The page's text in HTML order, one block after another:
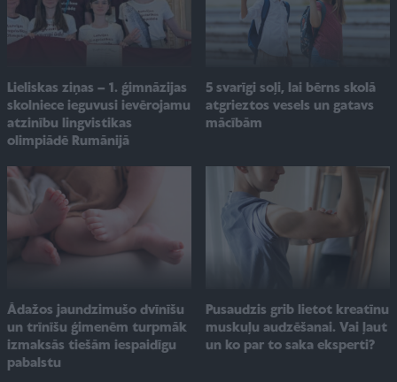
Lieliskas ziņas – 1. ģimnāzijas
skolniece ieguvusi ievērojamu
atzinību lingvistikas
olimpiādē Rumānijā
5 svarīgi soļi, lai bērns skolā
atgrieztos vesels un gatavs
mācībām
Ādažos jaundzimušo dvīnīšu
un trīnīšu ģimenēm turpmāk
izmaksās tiešām iespaidīgu
pabalstu
Pusaudzis grib lietot kreatīnu
muskuļu audzēšanai. Vai ļaut
un ko par to saka eksperti?